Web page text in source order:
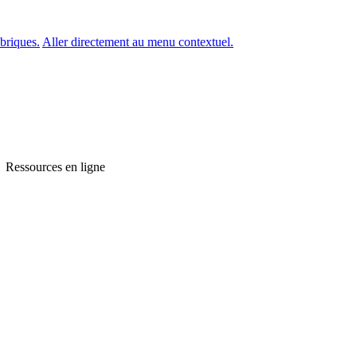
Aller directement au menu contextuel.
Ressources en ligne